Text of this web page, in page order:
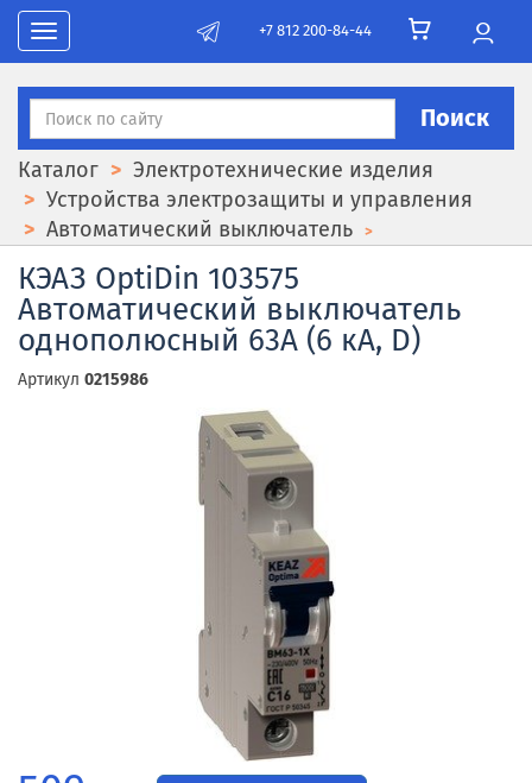
Toggle navigation
+7 812 200-84-44
Поиск
Каталог
Электротехнические изделия
Устройства электрозащиты и управления
Автоматический выключатель
КЭАЗ OptiDin 103575
Автоматический выключатель
однополюсный 63А (6 кА, D)
Артикул 0215986